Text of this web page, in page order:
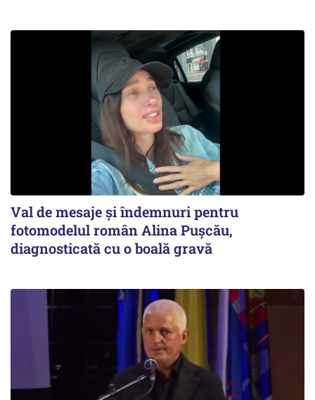
Val de mesaje și îndemnuri pentru
fotomodelul român Alina Pușcău,
diagnosticată cu o boală gravă